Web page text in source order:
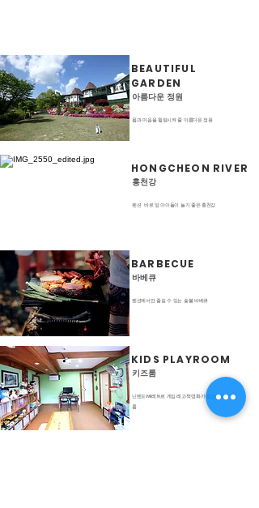
BEAUTIFUL
GARDEN
아름다운 정원
몸과 마음을 힐링시켜 줄 아름다운 정원
HONGCHEON RIVER
홍천강
펜션 바로 앞 아이들이 놀기 좋은 홍천강
BARBECUE
바베큐
펜션에서만 즐길 수 있는 숯불 바베큐
KIDS PLAYROOM
키즈룸
닌텐도WII·레트로 게임·레고·책·영화가 있는 예쁜 키즈
룸